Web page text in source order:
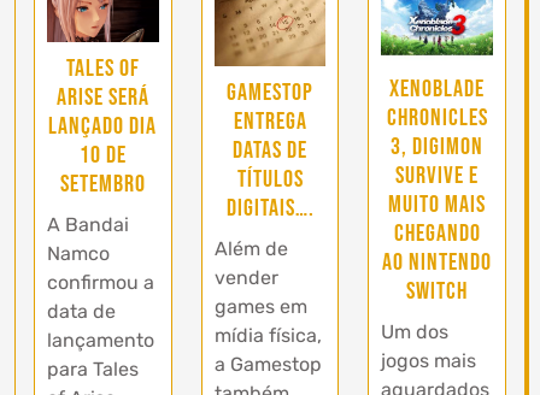
Tales of
Arise será
lançado dia
10 de
Setembro
A Bandai
Namco
confirmou a
data de
lançamento
para Tales
Gamestop
entrega
datas de
títulos
digitais….
Além de
vender
games em
mídia física,
a Gamestop
Xenoblade
Chronicles
3, Digimon
Survive e
muito mais
chegando
ao Nintendo
Switch
Um dos
jogos mais
aguardados